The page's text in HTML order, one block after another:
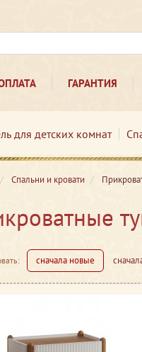
ГАРАНТИЯ
для детских комнат
Спальни и кровати
сначала новые